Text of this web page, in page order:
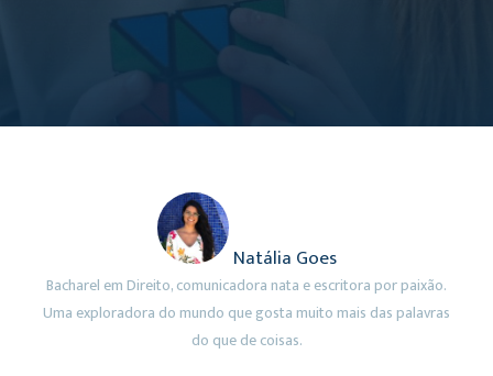
Natália Goes
Bacharel em Direito, comunicadora nata e escritora por paixão.
Uma exploradora do mundo que gosta muito mais das palavras
do que de coisas.